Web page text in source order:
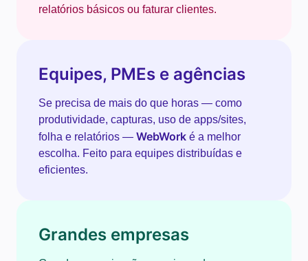
relatórios básicos ou faturar clientes.
Equipes, PMEs e agências
Se precisa de mais do que horas — como
produtividade, capturas, uso de apps/sites,
folha e relatórios — WebWork é a melhor
escolha. Feito para equipes distribuídas e
eficientes.
Grandes empresas